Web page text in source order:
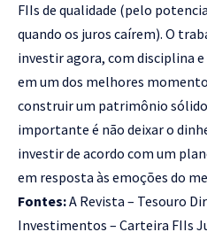
FIIs de qualidade (pelo
quando os juros caírem). O
investir agora, com disciplina
em um dos melhores
construir um patrimônio
importante é não deixar o
investir de acordo com um
em resposta às emoções do
Fontes:A Revista – Tesouro
Investimentos – Carteira FIIs